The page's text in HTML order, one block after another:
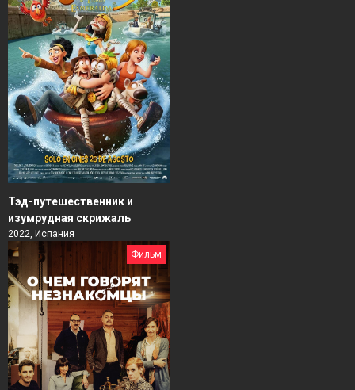
Тэд-путешественник и
изумрудная скрижаль
2022, Испания
Фильм